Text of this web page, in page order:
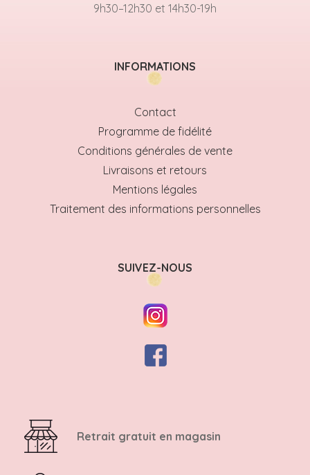
9h30–12h30 et 14h30-19h
INFORMATIONS
Contact
Programme de fidélité
Conditions générales de vente
Livraisons et retours
Mentions légales
Traitement des informations personnelles
SUIVEZ-NOUS
Retrait gratuit en magasin